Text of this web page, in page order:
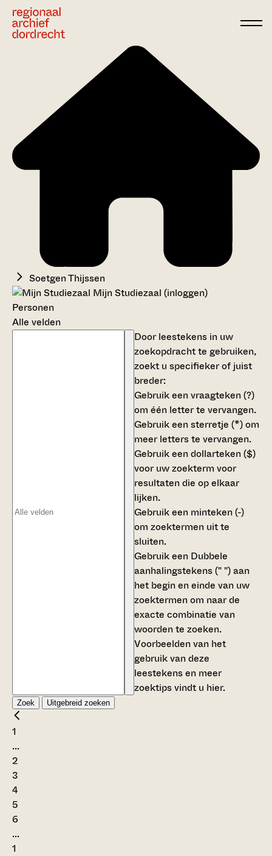
Soetgen Thijssen
Mijn Studiezaal (inloggen)
Personen
Alle velden
Door leestekens in uw
zoekopdracht te gebruiken,
zoekt u specifieker of juist
breder:
Gebruik eenvraagteken (?)
om één letter te vervangen.
Gebruik eensterretje (*)om
meer letters te vervangen.
Gebruik eendollarteken ($)
voor uw zoekterm voor
resultaten die op elkaar
lijken.
Gebruik een minteken (-)
om zoektermen uit te
sluiten.
Gebruik een Dubbele
aanhalingstekens (" ")aan
het begin en einde van uw
zoektermen om naar de
exacte combinatie van
woorden te zoeken.
Voorbeelden van het
gebruik van deze
leestekens en meer
zoektips vindt u hier.
Zoek Uitgebreid zoeken
1
...
2
3
4
5
6
...
1